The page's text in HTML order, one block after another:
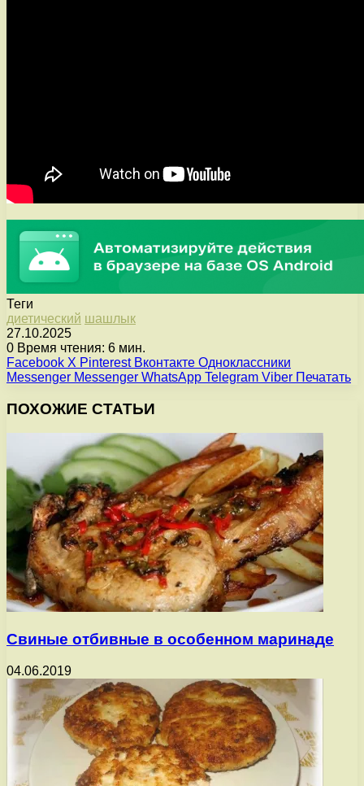
Теги
диетический шашлык
27.10.2025
0 Время чтения: 6 мин.
Facebook X Pinterest Вконтакте Одноклассники
Messenger Messenger WhatsApp Telegram Viber Печатать
ПОХОЖИЕ СТАТЬИ
Свиные отбивные в особенном маринаде
04.06.2019